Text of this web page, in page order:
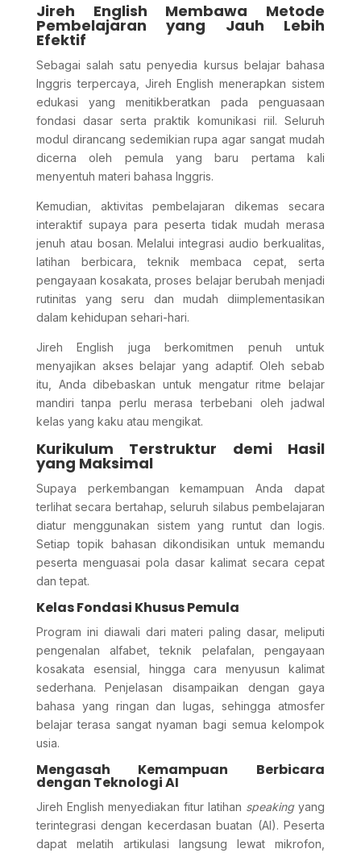
Jireh English Membawa Metode
Pembelajaran yang Jauh Lebih
Efektif
Sebagai salah satu penyedia kursus belajar bahasa
Inggris terpercaya, Jireh English menerapkan sistem
edukasi yang menitikberatkan pada penguasaan
fondasi dasar serta praktik komunikasi riil. Seluruh
modul dirancang sedemikian rupa agar sangat mudah
dicerna oleh pemula yang baru pertama kali
menyentuh materi bahasa Inggris.
Kemudian, aktivitas pembelajaran dikemas secara
interaktif supaya para peserta tidak mudah merasa
jenuh atau bosan. Melalui integrasi audio berkualitas,
latihan berbicara, teknik membaca cepat, serta
pengayaan kosakata, proses belajar berubah menjadi
rutinitas yang seru dan mudah diimplementasikan
dalam kehidupan sehari-hari.
Jireh English juga berkomitmen penuh untuk
menyajikan akses belajar yang adaptif. Oleh sebab
itu, Anda dibebaskan untuk mengatur ritme belajar
mandiri tanpa perlu merasa terbebani oleh jadwal
kelas yang kaku atau mengikat.
Kurikulum Terstruktur demi Hasil
yang Maksimal
Supaya perkembangan kemampuan Anda dapat
terlihat secara bertahap, seluruh silabus pembelajaran
diatur menggunakan sistem yang runtut dan logis.
Setiap topik bahasan dikondisikan untuk memandu
peserta menguasai pola dasar kalimat secara cepat
dan tepat.
Kelas Fondasi Khusus Pemula
Program ini diawali dari materi paling dasar, meliputi
pengenalan alfabet, teknik pelafalan, pengayaan
kosakata esensial, hingga cara menyusun kalimat
sederhana. Penjelasan disampaikan dengan gaya
bahasa yang ringan dan lugas, sehingga atmosfer
belajar terasa sangat nyaman bagi semua kelompok
usia.
Mengasah Kemampuan Berbicara
dengan Teknologi AI
Jireh English menyediakan fitur latihan speakingyang
terintegrasi dengan kecerdasan buatan (AI). Peserta
dapat melatih artikulasi langsung lewat mikrofon,